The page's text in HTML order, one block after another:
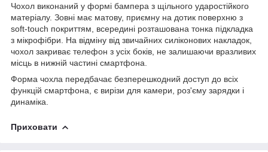
Чохол виконаний у формі бампера з щільного ударостійкого
матеріалу. Зовні має матову, приємну на дотик поверхню з
soft-touch покриттям, всередині розташована тонка підкладка
з мікрофібри. На відміну від звичайних силіконових накладок,
чохол закриває телефон з усіх боків, не залишаючи вразливих
місць в нижній частині смартфона.
Форма чохла передбачає безперешкодний доступ до всіх
функцій смартфона, є вирізи для камери, роз'єму зарядки і
динаміка.
Приховати